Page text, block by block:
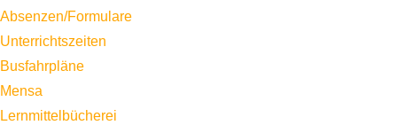
Absenzen/Formulare
Unterrichtszeiten
Busfahrpläne
Mensa
Lernmittelbücherei